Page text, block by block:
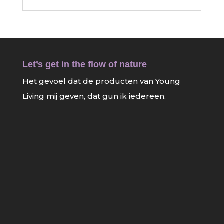
Let’s get in the flow of nature
Het gevoel dat de producten van Young
Living mij geven, dat gun ik iedereen.